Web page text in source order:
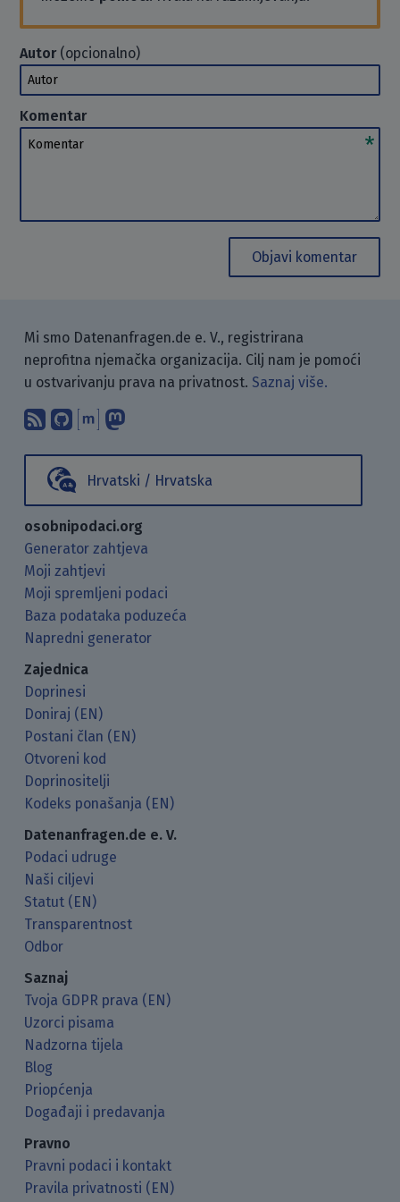
Autor(opcionalno)
Autor
Komentar
Komentar
Objavi komentar
Mi smo Datenanfragen.de e. V., registrirana
neprofitna njemačka organizacija. Cilj nam je pomoći
u ostvarivanju prava na privatnost. Saznaj više.
Pretplati se na naš blog koristeći
Pronađi nas na GitHubu.
Raspravljaj s nama putem
Hrvatski / Hrvatska
osobnipodaci.org
Generator zahtjeva
Moji zahtjevi
Moji spremljeni podaci
Baza podataka poduzeća
Napredni generator
Zajednica
Doprinesi
Doniraj (EN)
Postani član (EN)
Otvoreni kod
Doprinositelji
Kodeks ponašanja (EN)
Datenanfragen.de e. V.
Podaci udruge
Naši ciljevi
Statut (EN)
Transparentnost
Odbor
Saznaj
Tvoja GDPR prava (EN)
Uzorci pisama
Nadzorna tijela
Blog
Priopćenja
Događaji i predavanja
Pravno
Pravni podaci i kontakt
Pravila privatnosti (EN)